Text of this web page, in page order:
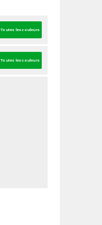
Toutes les couleurs
Toutes les couleurs